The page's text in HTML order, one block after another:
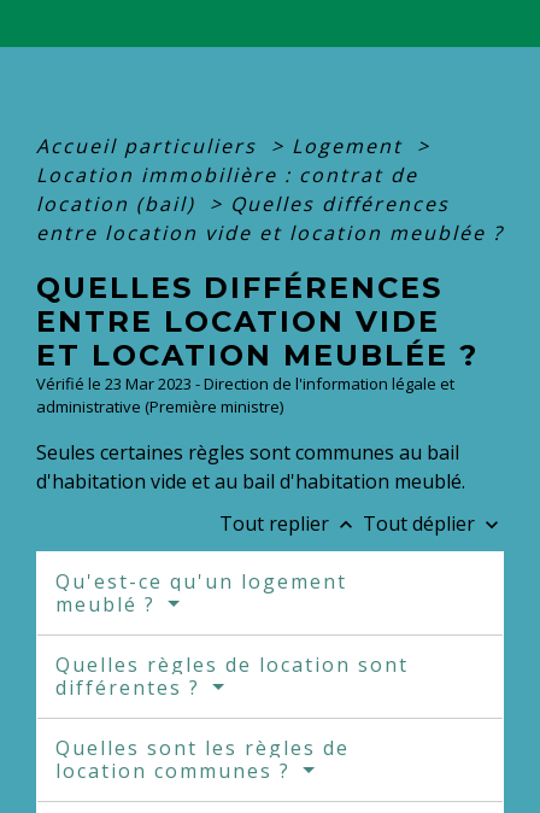
Accueil particuliers > Logement >
Location immobilière : contrat de
location (bail)
> Quelles différences
entre location vide et location meublée ?
QUELLES DIFFÉRENCES
ENTRE LOCATION VIDE
ET LOCATION MEUBLÉE ?
Vérifié le 23 Mar 2023 - Direction de l'information légale et
administrative (Première ministre)
Seules certaines règles sont communes au bail
d'habitation vide et au bail d'habitation meublé.
Tout replier keyboard_arrow_up Tout déplier keyboard_arrow_down
Qu'est-ce qu'un logement
meublé ?
Quelles règles de location sont
différentes ?
Quelles sont les règles de
location communes ?